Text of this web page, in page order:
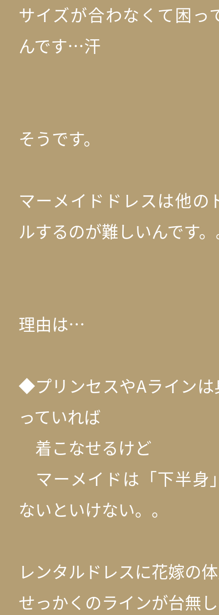
サイズが合わなくて困っ
んです…汗
そうです。
マーメイドドレスは他の
ルするのが難しいんです
理由は…
◆プリンセスやAラインは
っていれば
着こなせるけど
マーメイドは「下半身
ないといけない。。
レンタルドレスに花嫁の
せっかくのラインが台無